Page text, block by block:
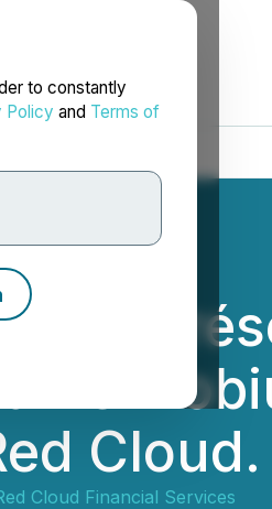
to constantly
Policy and Terms of
le
Cloud.
Cloud Financial Services